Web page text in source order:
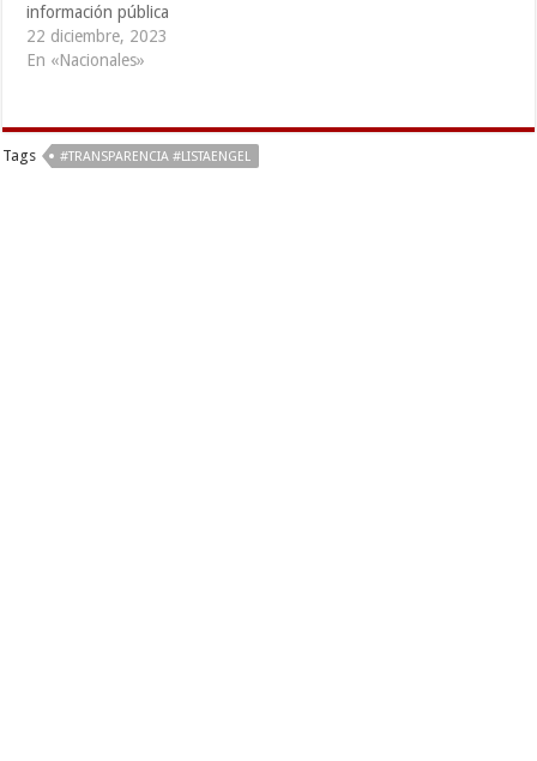
información pública
22 diciembre, 2023
En «Nacionales»
Tags #TRANSPARENCIA #LISTAENGEL